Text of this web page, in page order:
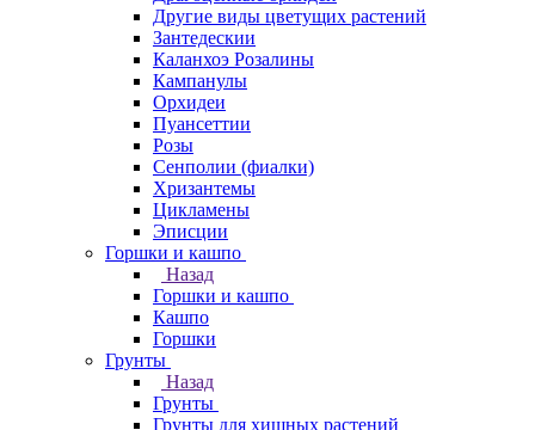
Другие виды цветущих растений
Зантедескии
Каланхоэ Розалины
Кампанулы
Орхидеи
Пуансеттии
Розы
Сенполии (фиалки)
Хризантемы
Цикламены
Эписции
Горшки и кашпо
Назад
Горшки и кашпо
Кашпо
Горшки
Грунты
Назад
Грунты
Грунты для хищных растений